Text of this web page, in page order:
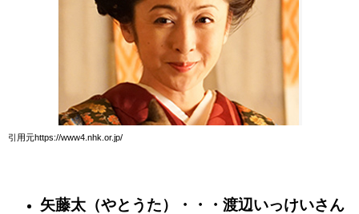
引用元https://www4.nhk.or.jp/
矢藤太（やとうた）・・・渡辺いっけいさん